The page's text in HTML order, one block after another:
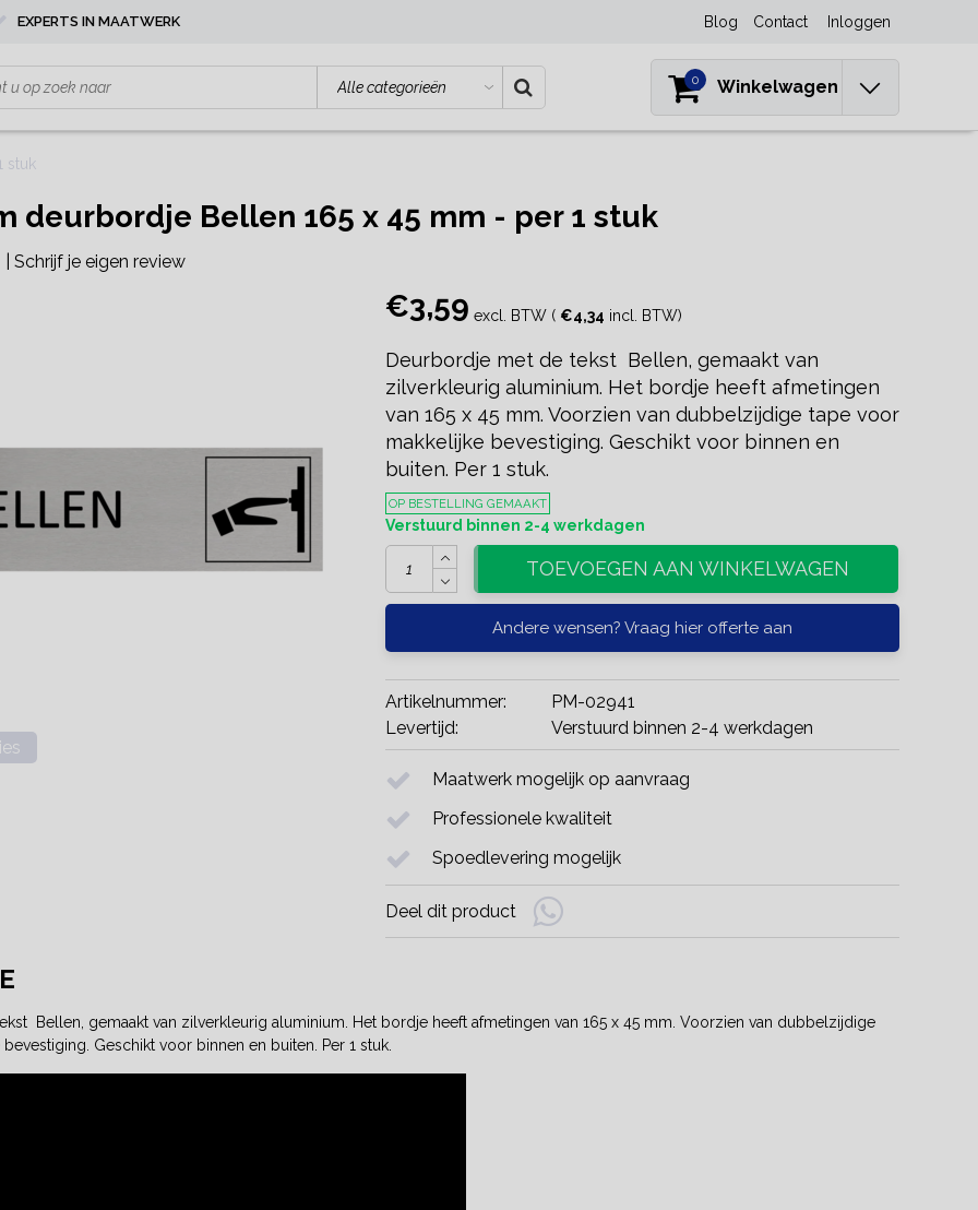
EXPERTS IN MAATWERK Blog Contact Inloggen
0 Winkelwagen
stuk
deurbordje Bellen 165 x 45 mm - per 1 stuk
Schrijf je eigen review
€3,59 excl. BTW ( €4,34 incl. BTW)
Deurbordje met de tekst Bellen, gemaakt van
zilverkleurig aluminium. Het bordje heeft afmetingen
van 165 x 45 mm. Voorzien van dubbelzijdige tape voor
makkelijke bevestiging. Geschikt voor binnen en
buiten. Per 1 stuk.
OP BESTELLING GEMAAKT
Verstuurd binnen 2-4 werkdagen
TOEVOEGEN AAN WINKELWAGEN
Andere wensen? Vraag hier offerte aan
Artikelnummer:
PM-02941
Levertijd:
Verstuurd binnen 2-4 werkdagen
Maatwerk mogelijk op aanvraag
Professionele kwaliteit
Spoedlevering mogelijk
Deel dit product
Bellen, gemaakt van zilverkleurig aluminium. Het bordje heeft afmetingen van 165 x 45 mm. Voorzien van dubbelzijdige
Geschikt voor binnen en buiten. Per 1 stuk.